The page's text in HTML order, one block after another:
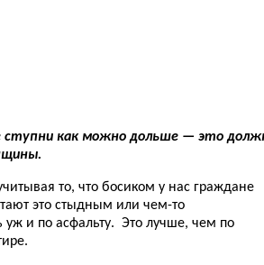
ступни как можно дольше — это
то, что босиком у нас граждане
это стыдным или чем-то
уж и по асфальту. Это лучше, чем по